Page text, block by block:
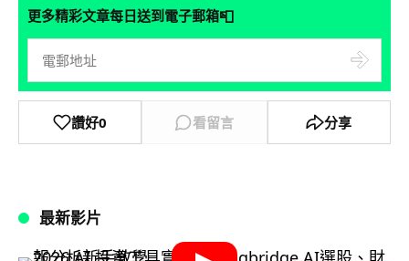
更多精彩文章每日送到電子郵箱📮
讚好0 看留言 分享
最新影片